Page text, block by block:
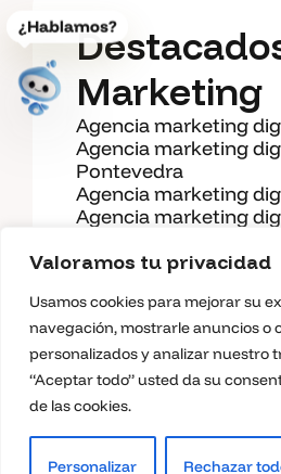
Valoramos tu privacidad
Usamos cookies para mejorar su
navegación, mostrarle anuncios o
personalizados y analizar nuestro
“Aceptar todo” usted da su
de las cookies.
Personalizar Rechazar
Marketing
Agencia marketing
Agencia marketing
Pontevedra
Agencia marketing
Agencia marketing
Agencia SEO en Madrid
Diseño web en Vigo
Diseño web en Coruña
Diseño web en Madrid
Bono Autónomo 2026
Dualthink
¿Hablamos?
Abrir diagnostico